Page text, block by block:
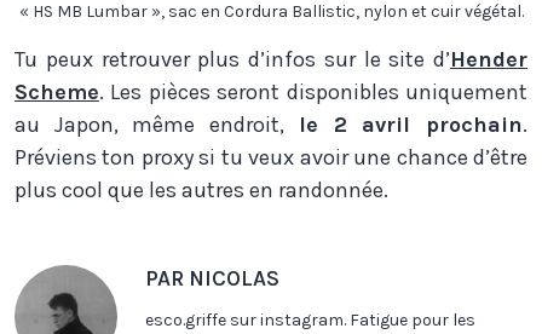
« HS MB Lumbar », sac en Cordura Ballistic, nylon et cuir végétal.
Tu peux retrouver plus d’infos sur le site d’Hender
Scheme. Les pièces seront disponibles uniquement
au Japon, même endroit, le 2 avril prochain.
Préviens ton proxy si tu veux avoir une chance d’être
plus cool que les autres en randonnée.
PAR NICOLAS
esco.griffe sur instagram. Fatigue pour les